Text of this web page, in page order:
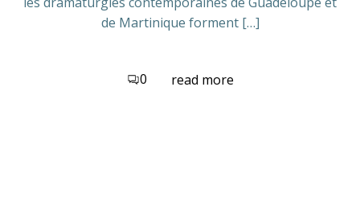
de Martinique forment […]
0 read more